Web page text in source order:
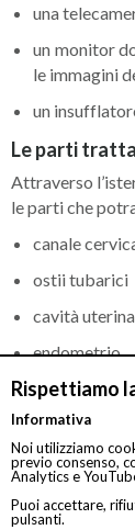
Rispettiamo
Informativa
Noi utilizziamo
previo consenso,
Analytics e
Puoi accettare,
pulsanti.
una
un monitor
le immagini
un
Le parti
Attraverso
le parti che
canale
ostii tubarici
cavità uterina
endometrio